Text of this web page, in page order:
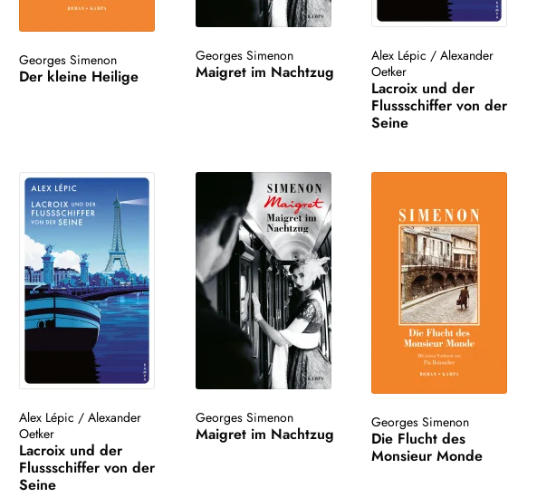
Georges Simenon
Der kleine Heilige
Georges Simenon
Maigret im Nachtzug
Alex Lépic /Alexander
Oetker
Lacroix und der
Flussschiffer von der
Seine
Alex Lépic / Alexander
Oetker
Lacroix und der
Flussschiffer von der
Seine
Georges Simenon
Maigret im Nachtzug
Georges Simenon
Die Flucht des
Monsieur Monde